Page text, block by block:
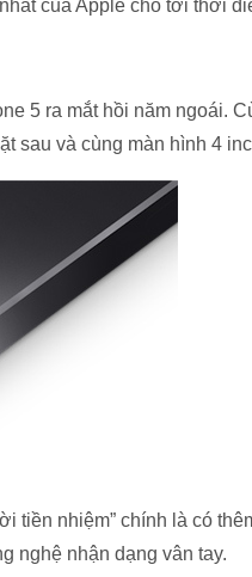
của Apple cho tới thời
5 ra mắt hồi năm ngoái.
sau và cùng màn hình 4
tiền nhiệm” chính là có
nghệ nhận dạng vân tay.